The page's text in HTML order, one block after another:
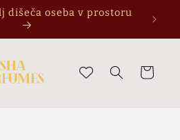
dišeča oseba v prostoru
Košarica